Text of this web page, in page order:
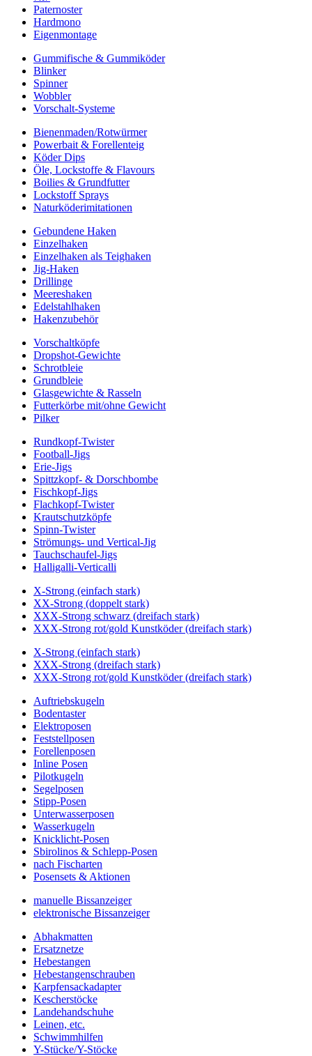
Paternoster
Hardmono
Eigenmontage
Gummifische & Gummiköder
Blinker
Spinner
Wobbler
Vorschalt-Systeme
Bienenmaden/Rotwürmer
Powerbait & Forellenteig
Köder Dips
Öle, Lockstoffe & Flavours
Boilies & Grundfutter
Lockstoff Sprays
Naturköderimitationen
Gebundene Haken
Einzelhaken
Einzelhaken als Teighaken
Jig-Haken
Drillinge
Meereshaken
Edelstahlhaken
Hakenzubehör
Vorschaltköpfe
Dropshot-Gewichte
Schrotbleie
Grundbleie
Glasgewichte & Rasseln
Futterkörbe mit/ohne Gewicht
Pilker
Rundkopf-Twister
Football-Jigs
Erie-Jigs
Spittzkopf- & Dorschbombe
Fischkopf-Jigs
Flachkopf-Twister
Krautschutzköpfe
Spinn-Twister
Strömungs- und Vertical-Jig
Tauchschaufel-Jigs
Halligalli-Verticalli
X-Strong (einfach stark)
XX-Strong (doppelt stark)
XXX-Strong schwarz (dreifach stark)
XXX-Strong rot/gold Kunstköder (dreifach stark)
X-Strong (einfach stark)
XXX-Strong (dreifach stark)
XXX-Strong rot/gold Kunstköder (dreifach stark)
Auftriebskugeln
Bodentaster
Elektroposen
Feststellposen
Forellenposen
Inline Posen
Pilotkugeln
Segelposen
Stipp-Posen
Unterwasserposen
Wasserkugeln
Knicklicht-Posen
Sbirolinos & Schlepp-Posen
nach Fischarten
Posensets & Aktionen
manuelle Bissanzeiger
elektronische Bissanzeiger
Abhakmatten
Ersatznetze
Hebestangen
Hebestangenschrauben
Karpfensackadapter
Kescherstöcke
Landehandschuhe
Leinen, etc.
Schwimmhilfen
Y-Stücke/Y-Stöcke